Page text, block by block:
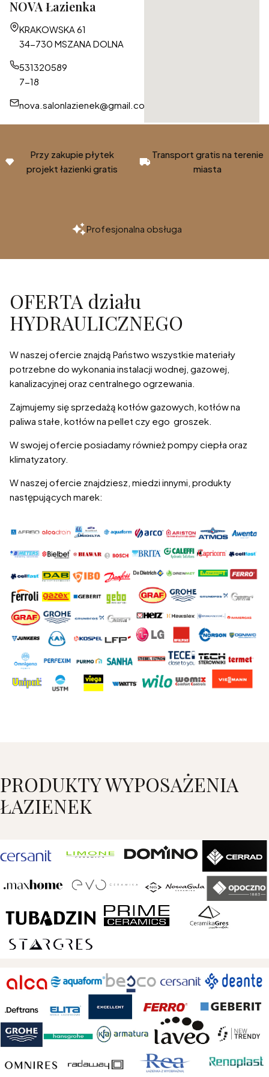
NOVA Łazienka
Adres:
KRAKOWSKA 61
34-730 MSZANA DOLNA
531320589
7-18
nova.salonlazienek@gmail.com
Przy zakupie płytek
projekt łazienki gratis
Transport gratis na terenie
miasta
Profesjonalna obsługa
OFERTA działu
HYDRAULICZNEGO
W naszej ofercie znajdą Państwo wszystkie materiały
potrzebne do wykonania instalacji wodnej, gazowej,
kanalizacyjnej oraz centralnego ogrzewania.
Zajmujemy się sprzedażą kotłów gazowych, kotłów na
paliwa stałe, kotłów na pellet czy ego groszek.
W swojej ofercie posiadamy również pompy ciepła oraz
klimatyzatory.
W naszej ofercie znajdziesz, miedzi innymi, produkty
następujących marek:
PRODUKTY WYPOSAŻENIA
ŁAZIENEK